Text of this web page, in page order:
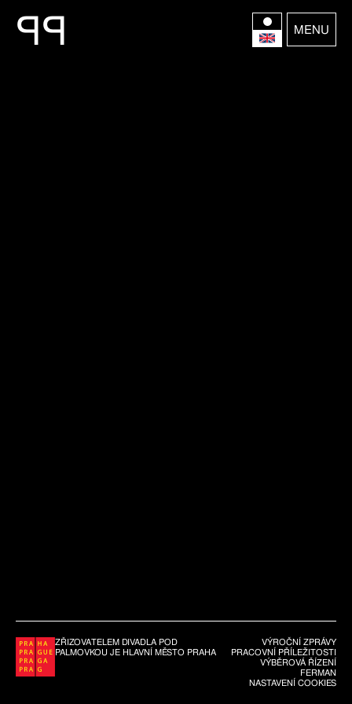
PP MENU
ZŘIZOVATELEM DIVADLA POD
PALMOVKOU JE HLAVNÍ MĚSTO PRAHA
VÝROČNÍ ZPRÁVY
PRACOVNÍ PŘÍLEŽITOSTI
VÝBĚROVÁ ŘÍZENÍ
FERMAN
NASTAVENÍ COOKIES